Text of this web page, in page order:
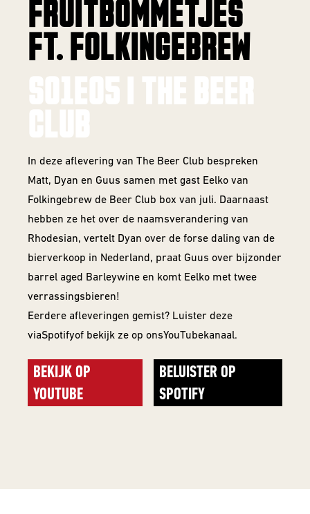
FRUITBOMMETJES
FT. FOLKINGEBREW
S01E05 | THE BEER
CLUB
In deze aflevering van The Beer Club bespreken
Matt, Dyan en Guus samen met gast Eelko van
Folkingebrew de Beer Club box van juli. Daarnaast
hebben ze het over de naamsverandering van
Rhodesian, vertelt Dyan over de forse daling van de
bierverkoop in Nederland, praat Guus over bijzonder
barrel aged Barleywine en komt Eelko met twee
verrassingsbieren!
Eerdere afleveringen gemist? Luister deze
viaSpotifyof bekijk ze op onsYouTubekanaal.
BEKIJK OP
YOUTUBE
BELUISTER OP
SPOTIFY